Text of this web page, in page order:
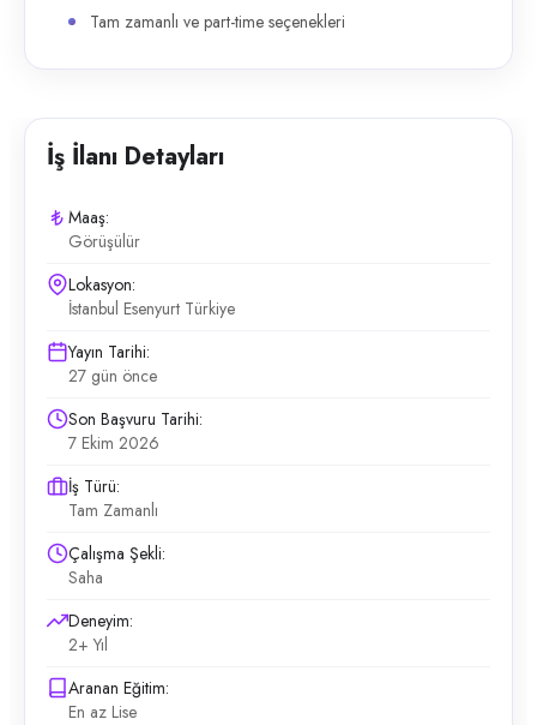
Tam zamanlı ve part-time seçenekleri
İş İlanı Detayları
Maaş:
Görüşülür
Lokasyon:
İstanbul Esenyurt Türkiye
Yayın Tarihi:
27 gün önce
Son Başvuru Tarihi:
7 Ekim 2026
İş Türü:
Tam Zamanlı
Çalışma Şekli:
Saha
Deneyim:
2+ Yıl
Aranan Eğitim:
En az Lise